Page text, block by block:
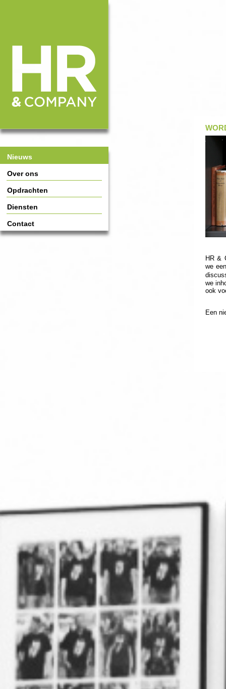
Nieuws
Over ons
Opdrachten
Diensten
Contact
HR &
we
we
ook
Een